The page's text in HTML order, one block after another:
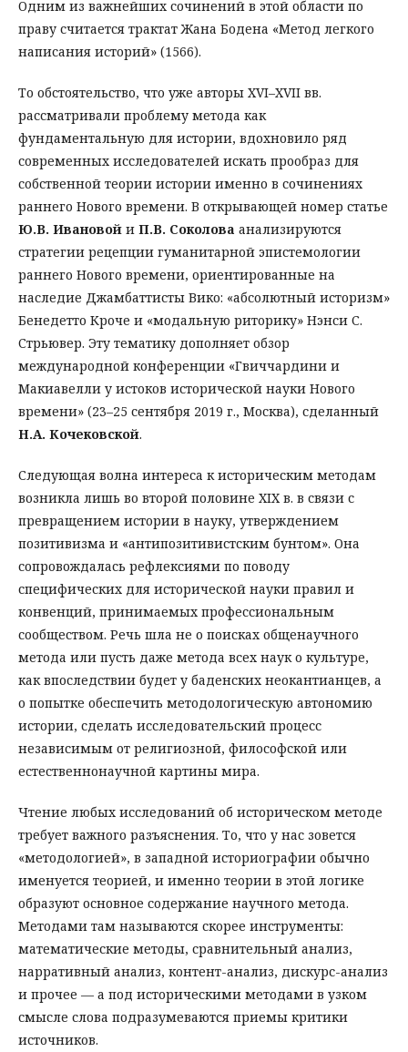
Одним из важнейших сочинений в этой области по
праву считается трактат Жана Бодена «Метод легкого
написания историй» (1566).
То обстоятельство, что уже авторы XVI–XVII вв.
рассматривали проблему метода как
фундаментальную для истории, вдохновило ряд
современных исследователей искать прообраз для
собственной теории истории именно в сочинениях
раннего Нового времени. В открывающей номер статье
Ю.В. Ивановой и П.В. Соколова анализируются
стратегии рецепции гуманитарной эпистемологии
раннего Нового времени, ориентированные на
наследие Джамбаттисты Вико: «абсолютный историзм»
Бенедетто Кроче и «модальную риторику» Нэнси С.
Стрьювер. Эту тематику дополняет обзор
международной конференции «Гвиччардини и
Макиавелли у истоков исторической науки Нового
времени» (23–25 сентября 2019 г., Москва), сделанный
Н.А. Кочековской.
Следующая волна интереса к историческим методам
возникла лишь во второй половине XIX в. в связи с
превращением истории в науку, утверждением
позитивизма и «антипозитивистским бунтом». Она
сопровождалась рефлексиями по поводу
специфических для исторической науки правил и
конвенций, принимаемых профессиональным
сообществом. Речь шла не о поисках общенаучного
метода или пусть даже метода всех наук о культуре,
как впоследствии будет у баденских неокантианцев, а
о попытке обеспечить методологическую автономию
истории, сделать исследовательский процесс
независимым от религиозной, философской или
естественнонаучной картины мира.
Чтение любых исследований об историческом методе
требует важного разъяснения. То, что у нас зовется
«методологией», в западной историографии обычно
именуется теорией, и именно теории в этой логике
образуют основное содержание научного метода.
Методами там называются скорее инструменты:
математические методы, сравнительный анализ,
нарративный анализ, контент-анализ, дискурс-анализ
и прочее — а под историческими методами в узком
смысле слова подразумеваются приемы критики
источников.